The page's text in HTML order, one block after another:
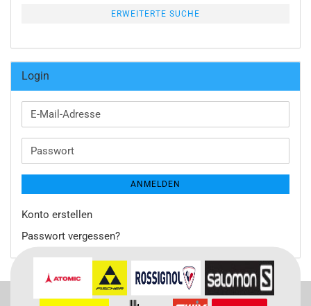
ERWEITERTE SUCHE
Login
E-
Mail-
Passwort
ANMELDEN
Konto erstellen
Passwort vergessen?